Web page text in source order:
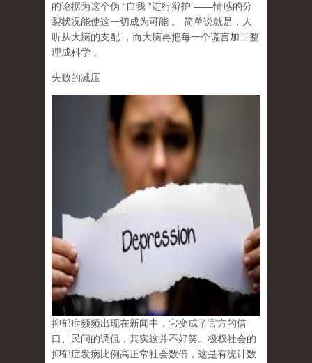
的论据为这个伪 “自我 ”进行辩护 ——情感的分
裂状况能使这一切成为可能 。 简单说就是， 人
听从大脑的支配
，而大脑再把每一个谎言加工整
理成科学 。
失败的减压
抑郁症频频出现在新闻中，它变成了官方的借
口、民间的调侃，其实这并不好笑。极权社会的
抑郁症发病比例高正常社会数倍，这是有统计数